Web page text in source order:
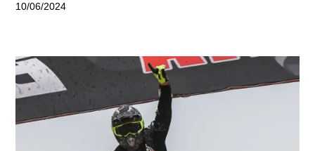
10/06/2024